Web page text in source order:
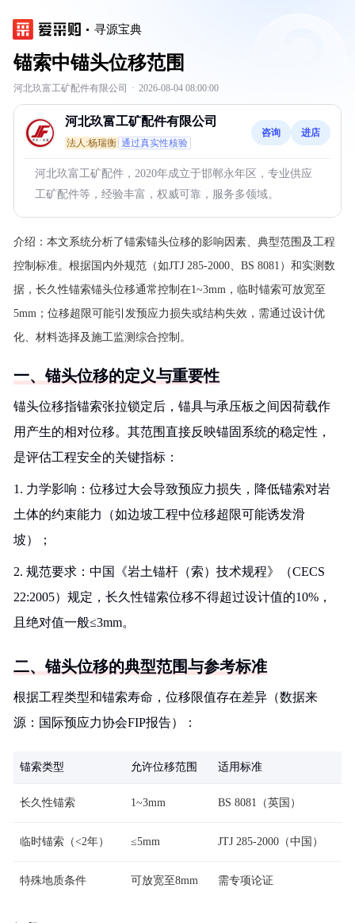
寻源宝典
锚索中锚头位移范围
河北玖富工矿配件有限公司 · 2026-08-04 08:00:00
河北玖富工矿配件有限公司
法人:杨瑞衡 通过真实性核验
咨询 进店
河北玖富工矿配件，2020年成立于邯郸永年区，专业供应
工矿配件等，经验丰富，权威可靠，服务多领域。
介绍： 本文系统分析了锚索锚头位移的影响因素、典型范围及工程
控制标准。根据国内外规范（如JTJ 285-2000、BS 8081）和实测数
据，长久性锚索锚头位移通常控制在1~3mm，临时锚索可放宽至
5mm；位移超限可能引发预应力损失或结构失效，需通过设计优
化、材料选择及施工监测综合控制。
一、锚头位移的定义与重要性
锚头位移指锚索张拉锁定后，锚具与承压板之间因荷载作
用产生的相对位移。其范围直接反映锚固系统的稳定性，
是评估工程安全的关键指标：
1. 力学影响：位移过大会导致预应力损失，降低锚索对岩
土体的约束能力（如边坡工程中位移超限可能诱发滑
坡）；
2. 规范要求：中国《岩土锚杆（索）技术规程》（CECS
22:2005）规定，长久性锚索位移不得超过设计值的10%，
且绝对值一般≤3mm。
二、锚头位移的典型范围与参考标准
根据工程类型和锚索寿命，位移限值存在差异（数据来
源：国际预应力协会FIP报告）：
锚索类型 允许位移范围 适用标准
长久性锚索 1~3mm BS 8081（英国）
临时锚索（<2年） ≤5mm JTJ 285-2000（中国）
特殊地质条件 可放宽至8mm 需专项论证